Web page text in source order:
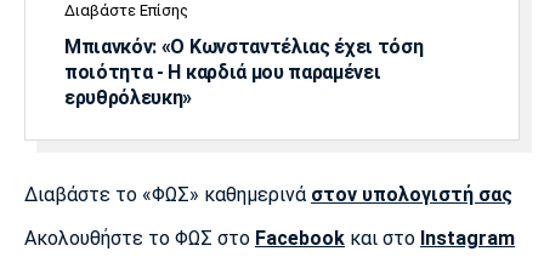
Διαβάστε Επίσης
Μπιανκόν: «Ο Κωνσταντέλιας έχει τόση
ποιότητα - Η καρδιά μου παραμένει
ερυθρόλευκη»
Διαβάστε το «ΦΩΣ» καθημερινά στον υπολογιστή σας
Ακολουθήστε το ΦΩΣ στο Facebook και στο Instagram